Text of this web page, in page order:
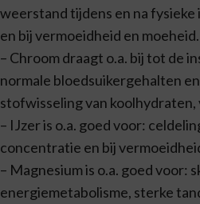
weerstand tijdens en na
en bij vermoeidheid en moeheid.
– Chroom draagt o.a. bij tot de
normale bloedsuikergehalten
stofwisseling van
– IJzer is o.a. goed voor:
concentratie en bij
– Magnesium is o.a. goed voor:
energiemetabolisme, sterke